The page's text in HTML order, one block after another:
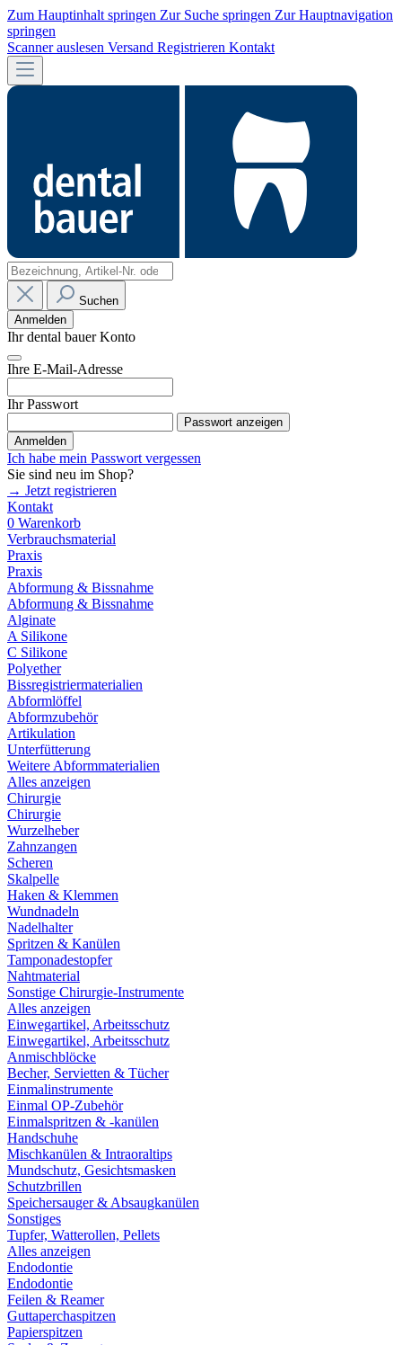
Zum Hauptinhalt springen Zur Suche springen Zur Hauptnavigation
springen
Scanner auslesen Versand Registrieren Kontakt
Suchen
Anmelden
Ihr dental bauer Konto
Ihre E-Mail-Adresse
Ihr Passwort
Passwort anzeigen
Anmelden
Ich habe mein Passwort vergessen
Sie sind neu im Shop?
→ Jetzt registrieren
Kontakt
0 Warenkorb
Verbrauchsmaterial
Praxis
Praxis
Abformung & Bissnahme
Abformung & Bissnahme
Alginate
A Silikone
C Silikone
Polyether
Bissregistriermaterialien
Abformlöffel
Abformzubehör
Artikulation
Unterfütterung
Weitere Abformmaterialien
Alles anzeigen
Chirurgie
Chirurgie
Wurzelheber
Zahnzangen
Scheren
Skalpelle
Haken & Klemmen
Wundnadeln
Nadelhalter
Spritzen & Kanülen
Tamponadestopfer
Nahtmaterial
Sonstige Chirurgie-Instrumente
Alles anzeigen
Einwegartikel, Arbeitsschutz
Einwegartikel, Arbeitsschutz
Anmischblöcke
Becher, Servietten & Tücher
Einmalinstrumente
Einmal OP-Zubehör
Einmalspritzen & -kanülen
Handschuhe
Mischkanülen & Intraoraltips
Mundschutz, Gesichtsmasken
Schutzbrillen
Speichersauger & Absaugkanülen
Sonstiges
Tupfer, Watterollen, Pellets
Alles anzeigen
Endodontie
Endodontie
Feilen & Reamer
Guttaperchaspitzen
Papierspitzen